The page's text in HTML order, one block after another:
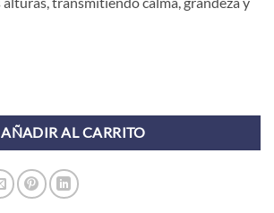
AÑADIR AL CARRITO